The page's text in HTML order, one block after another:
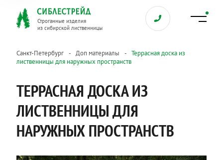
Строганные изделия
из сибирской лиственницы
Санкт-Петербург Доп материалы
Террасная доска из
лиственницы для наружных пространств
ТЕРРАСНАЯ ДОСКА ИЗ
ЛИСТВЕННИЦЫ ДЛЯ
НАРУЖНЫХ ПРОСТРАНСТВ